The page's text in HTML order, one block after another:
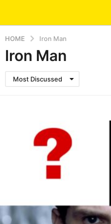
HOME Iron Man
Iron Man
Most Discussed